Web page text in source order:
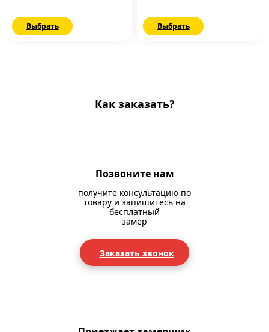
Выбрать Выбрать
Как заказать?
Позвоните нам
получите консультацию по
товару и запишитесь на
бесплатный
замер
Заказать звонок